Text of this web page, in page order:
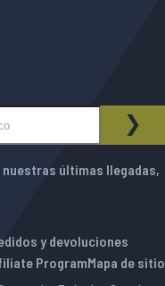
últimas llegadas,
y devoluciones
ProgramMapa de sitio